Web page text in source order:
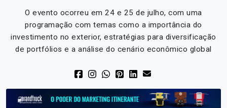
O evento ocorreu em 24 e 25 de julho, com uma
programação com temas como a importância do
investimento no exterior, estratégias para diversificação
de portfólios e a análise do cenário econômico global